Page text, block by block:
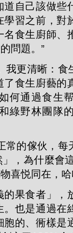
自己該做些
習之前，對
食生廚師、
問題。”
我更清晰：食
食生廚藝的
何通過食生
綠野林團隊
常的傢伙，每
，為什麼會
喜悦同在，
果食者」，
也是通過在
的、衕樣是